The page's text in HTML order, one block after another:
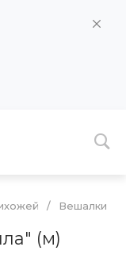
/ Вешалки
(м)